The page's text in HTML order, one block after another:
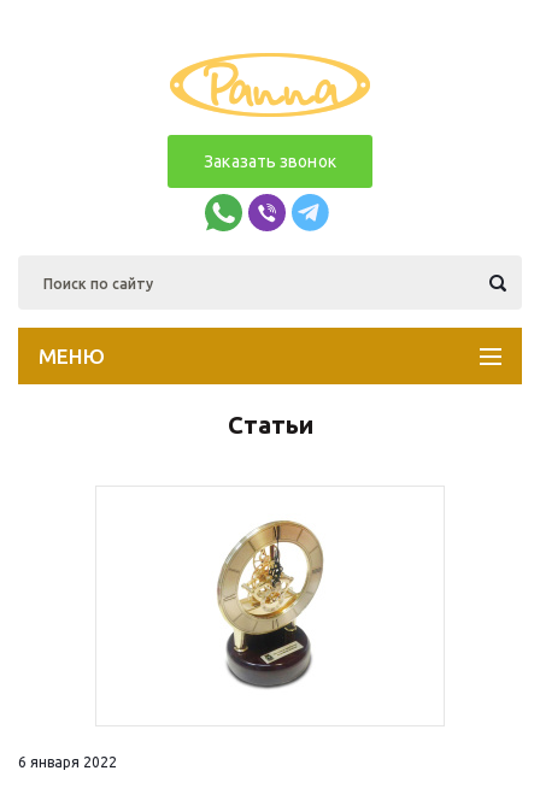
Заказать звонок
МЕНЮ
Статьи
6 января 2022